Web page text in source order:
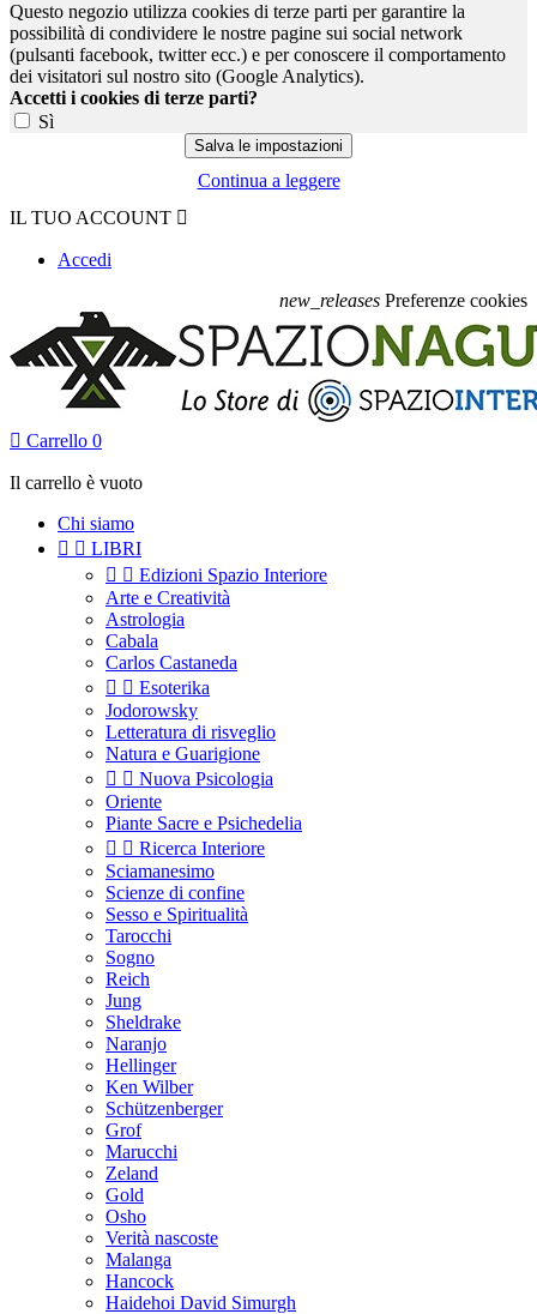
Questo negozio utilizza cookies di terze parti per garantire la
possibilità di condividere le nostre pagine sui social network
(pulsanti facebook, twitter ecc.) e per conoscere il comportamento
dei visitatori sul nostro sito (Google Analytics).
Accetti i cookies di terze parti?
Sì
Continua a leggere
IL TUO ACCOUNT 
Accedi
new_releases Preferenze cookies
 Carrello 0
Il carrello è vuoto
Chi siamo
  LIBRI
  Edizioni Spazio Interiore
Arte e Creatività
Astrologia
Cabala
Carlos Castaneda
  Esoterika
Jodorowsky
Letteratura di risveglio
Natura e Guarigione
  Nuova Psicologia
Oriente
Piante Sacre e Psichedelia
  Ricerca Interiore
Sciamanesimo
Scienze di confine
Sesso e Spiritualità
Tarocchi
Sogno
Reich
Jung
Sheldrake
Naranjo
Hellinger
Ken Wilber
Schützenberger
Grof
Marucchi
Zeland
Gold
Osho
Verità nascoste
Malanga
Hancock
Haidehoi David Simurgh